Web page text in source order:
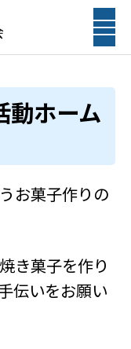
谷はーと せや
ホーム
お菓子作りの
子を作り
伝いをお願い